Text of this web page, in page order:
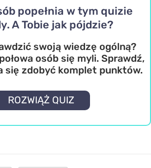
popełnia w tym quizie
A Tobie jak pójdzie?
swoją wiedzę ogólną?
osób się myli. Sprawdź,
się zdobyć komplet punktów.
ROZWIĄŻ QUIZ